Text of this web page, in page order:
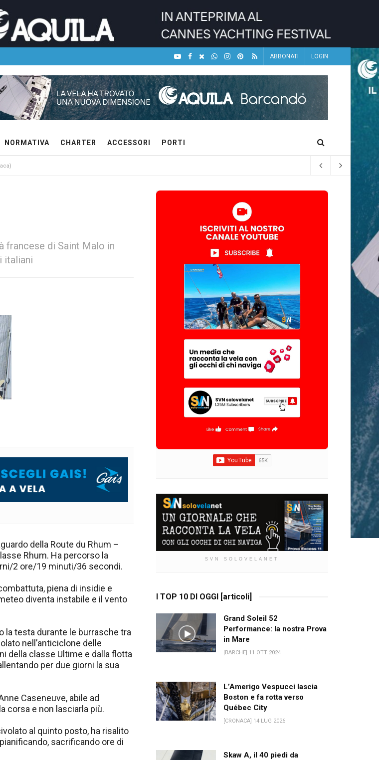
ABBONATI LOGIN
NORMATIVA CHARTER ACCESSORI PORTI
francese di Saint Malo in
italiani
della Route du Rhum –
Rhum. Ha percorso la
2 ore/19 minuti/36 secondi.
piena di insidie e
diventa instabile e il vento
la testa durante le burrasche tra
nell’anticiclone delle
della classe Ultime e dalla flotta
per due giorni la sua
Caseneuve, abile ad
corsa e non lasciarla più.
al quinto posto, ha risalito
sacrificando ore di
SVN SOLOVELANET
I TOP 10 DI OGGI [articoli]
Grand Soleil 52
Performance: la nostra Prova
in Mare
[BARCHE] 11 OTT 2024
L’Amerigo Vespucci lascia
Boston e fa rotta verso
Québec City
[CRONACA] 14 LUG 2026
Skaw A, il 40 piedi da